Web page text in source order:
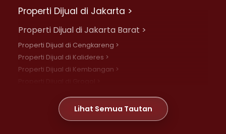
Properti Dijual di Jakarta >
Properti Dijual di Jakarta Barat >
Properti Dijual di Cengkareng >
Properti Dijual di Kalideres >
Properti Dijual di Kembangan >
Properti Dijual di Meruya >
Properti Dijual di Jelambar >
Lihat Semua Tautan